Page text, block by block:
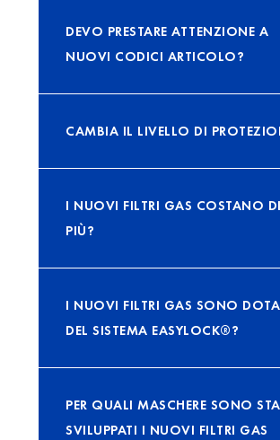
DEVO PRESTARE ATTENZIONE A
NUOVI CODICI ARTICOLO?
CAMBIA IL LIVELLO DI
I NUOVI FILTRI GAS COSTANO DI
PIÙ?
I NUOVI FILTRI GAS SONO
DEL SISTEMA EASYLOCK®?
PER QUALI MASCHERE SONO
SVILUPPATI I NUOVI FILTRI GAS